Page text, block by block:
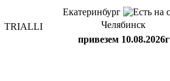
TRIALLI
Екатеринбург
Челябинск
привезем 10.08.2026г